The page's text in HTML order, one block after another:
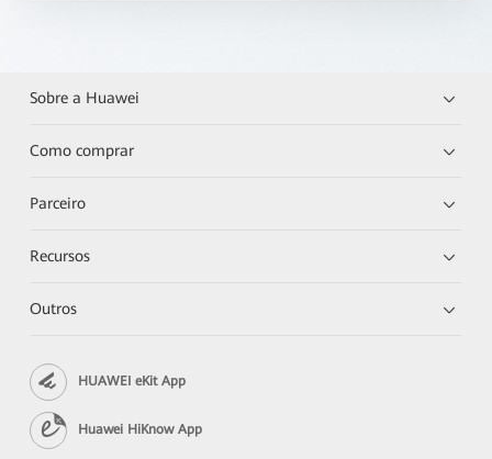
Sobre a Huawei
Como comprar
Parceiro
Recursos
Outros
HUAWEI eKit App
Huawei HiKnow App